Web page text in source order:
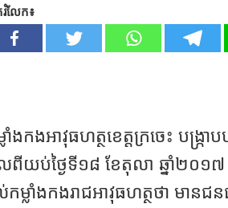
រំលែក៖
លាំងកងអាវុធហត្ថខេត្តក្រចេះ បង្រ្
យប់ថ្ងៃទី១៨ ខែតុលា ឆ្នាំ២០១៧ ប
ម្លាំងកងរាជអាវុធហត្ថថា មា